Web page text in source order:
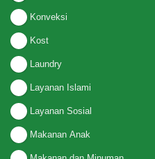
Konveksi
Kost
Laundry
Layanan Islami
Layanan Sosial
Makanan Anak